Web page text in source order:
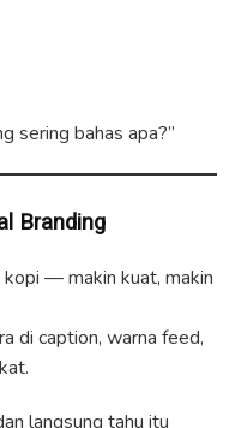
sering bahas apa?”
Branding
— makin kuat, makin
di caption, warna feed,
langsung tahu itu